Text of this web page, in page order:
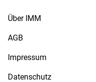
Über IMM
AGB
Impressum
Datenschutz